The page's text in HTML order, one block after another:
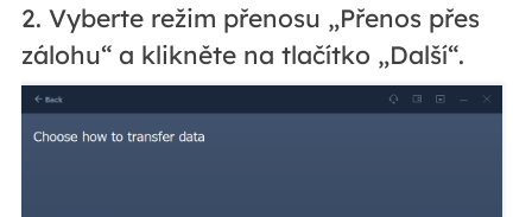
2. Vyberte režim přenosu „Přenos přes
zálohu“ a klikněte na tlačítko „Další“.